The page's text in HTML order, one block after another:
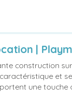
|
construction
et
une touche